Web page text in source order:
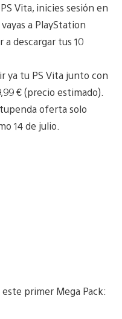
Vita, inicies sesión en
a PlayStation
descargar tus 10
ya tu PS Vita junto con
€ (precio estimado).
oferta solo
14 de julio.
primer Mega Pack: